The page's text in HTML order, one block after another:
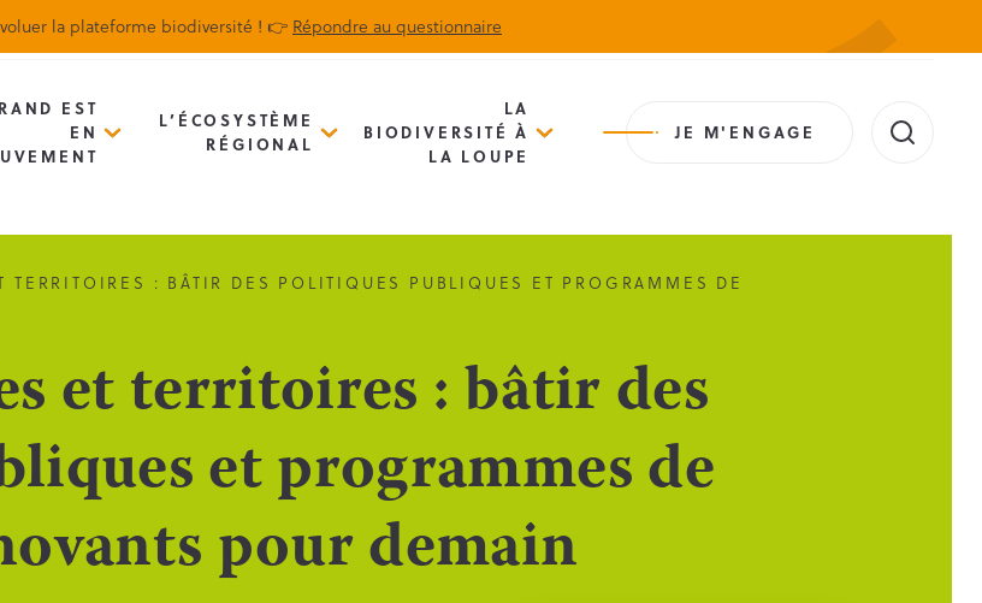
la plateforme biodiversité ! 👉 Répondre au questionnaire
Biodiv’Map Newsletter Actualités
EST
EN
L’ÉCOSYSTÈME
RÉGIONAL
LA
BIODIVERSITÉ À
LA LOUPE
JE M'ENGAGE
TERRITOIRES : BÂTIR DES POLITIQUES PUBLIQUES ET PROGRAMMES DE
et territoires : bâtir des
et programmes de
pour demain